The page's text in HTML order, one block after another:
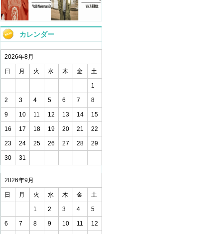
カレンダー
2026年8月
日 月 火 水 木 金 土
1
2 3 4 5 6 7 8
9 10 11 12 13 14 15
16 17 18 19 20 21 22
23 24 25 26 27 28 29
30 31
2026年9月
日 月 火 水 木 金 土
1 2 3 4 5
6 7 8 9 10 11 12